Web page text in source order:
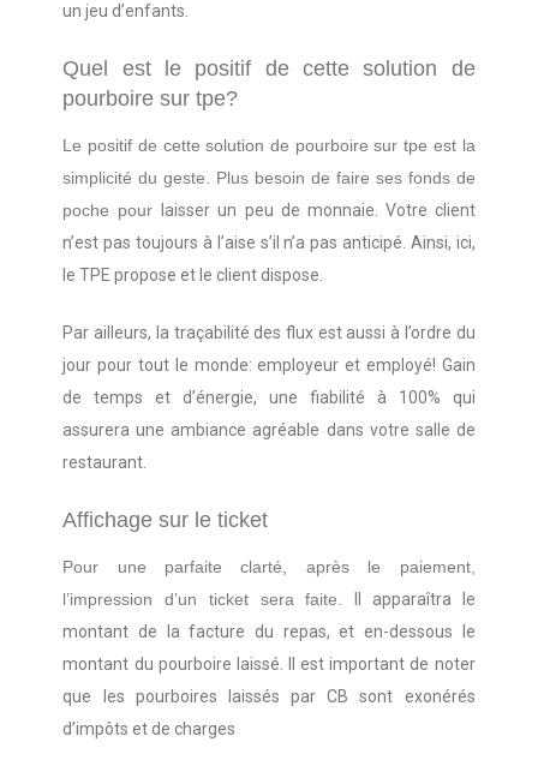
un jeu d’enfants.
Quel est le positif de cette solution de
pourboire sur tpe?
Le positif de cette solution de pourboire sur tpe est la
simplicité du geste. Plus besoin de faire ses fonds de
poche pour
laisser un peu de monnaie. Votre client
n’est pas toujours à l’aise s’il n’a pas anticipé. Ainsi, ici,
le TPE propose et le client dispose.
Par ailleurs, la traçabilité des flux est aussi à l’ordre du
jour pour tout le monde: employeur et employé! Gain
de temps et d’énergie, une fiabilité à 100% qui
assurera une ambiance agréable dans votre salle de
restaurant.
Affichage sur le ticket
Pour une parfaite clarté, après le paiement,
l’impression d’un ticket sera faite.
Il apparaîtra le
montant de la facture du repas, et en-dessous le
montant du pourboire laissé. Il est important de noter
que les pourboires laissés par CB sont exonérés
d’impôts et de charges